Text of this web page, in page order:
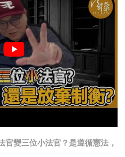
官變三位小法官？是遵循憲法，